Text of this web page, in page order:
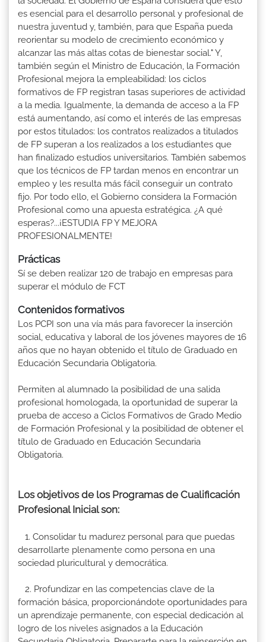
es esencial para el desarrollo personal y profesional de
nuestra juventud y, también, para que España pueda
reorientar su modelo de crecimiento económico y
alcanzar las más altas cotas de bienestar social." Y,
también según el Ministro de Educación, la Formación
Profesional mejora la empleabilidad: los ciclos
formativos de FP registran tasas superiores de actividad
a la media. Igualmente, la demanda de acceso a la FP
está aumentando, así como el interés de las empresas
por estos titulados: los contratos realizados a titulados
de FP superan a los realizados a los estudiantes que
han finalizado estudios universitarios. También sabemos
que los técnicos de FP tardan menos en encontrar un
empleo y les resulta más fácil conseguir un contrato
fijo. Por todo ello, el Gobierno considera la Formación
Profesional como una apuesta estratégica. ¿A qué
esperas?...¡ESTUDIA FP Y MEJORA
PROFESIONALMENTE!
Prácticas
Sí se deben realizar 120 de trabajo en empresas para
superar el módulo de FCT
Contenidos formativos
Los PCPI son una vía más para favorecer la inserción
social, educativa y laboral de los jóvenes mayores de 16
años que no hayan obtenido el título de Graduado en
Educación Secundaria Obligatoria.
Permiten al alumnado la posibilidad de una salida
profesional homologada, la oportunidad de superar la
prueba de acceso a Ciclos Formativos de Grado Medio
de Formación Profesional y la posibilidad de obtener el
título de Graduado en Educación Secundaria
Obligatoria.
Los objetivos de los Programas de Cualificación
Profesional Inicial son:
1. Consolidar tu madurez personal para que puedas
desarrollarte plenamente como persona en una
sociedad pluricultural y democrática.
2. Profundizar en las competencias clave de la
formación básica, proporcionándote oportunidades para
un aprendizaje permanente, con especial dedicación al
logro de los niveles asignados a la Educación